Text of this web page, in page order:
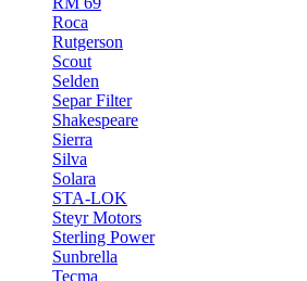
Roca
Rutgerson
Scout
Selden
Separ Filter
Shakespeare
Sierra
Silva
Solara
STA-LOK
Steyr Motors
Sterling Power
Sunbrella
Tecma